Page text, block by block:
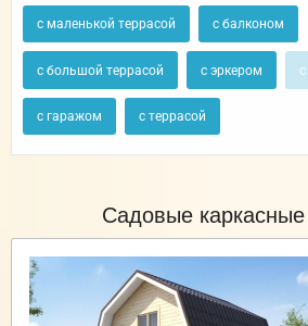
с маленькой террасой с балконом
с большой террасой с эркером
с гаражом с террасой
Садовые